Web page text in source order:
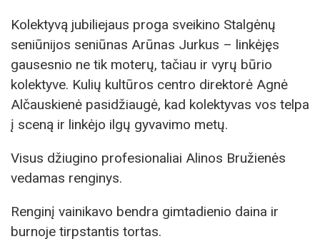
Kolektyvą jubiliejaus proga sveikino Stalgėnų
seniūnijos seniūnas Arūnas Jurkus – linkėjęs
gausesnio ne tik moterų, tačiau ir vyrų būrio
kolektyve. Kulių kultūros centro direktorė Agnė
Alčauskienė pasidžiaugė, kad kolektyvas vos telpa
į sceną ir linkėjo ilgų gyvavimo metų.
Visus džiugino profesionaliai Alinos Bružienės
vedamas renginys.
Renginį vainikavo bendra gimtadienio daina ir
burnoje tirpstantis tortas.